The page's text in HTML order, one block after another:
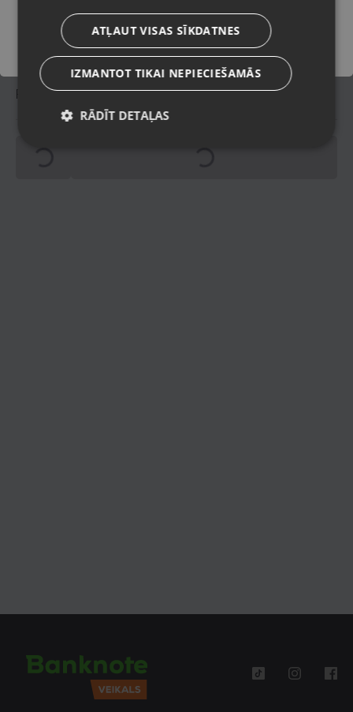
Komplektācija
Oriģinālais iepakojums,
anotācija.
Piegādes veidi
ATĻAUT VISAS SĪKDATNES
IZMANTOT TIKAI NEPIECIEŠAMĀS
RĀDĪT DETAĻAS